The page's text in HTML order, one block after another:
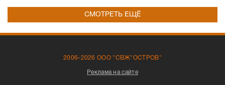
СМОТРЕТЬ ЕЩЁ
2006-2026 ООО "СВЖ"ОСТРОВ"
Реклама на сайте